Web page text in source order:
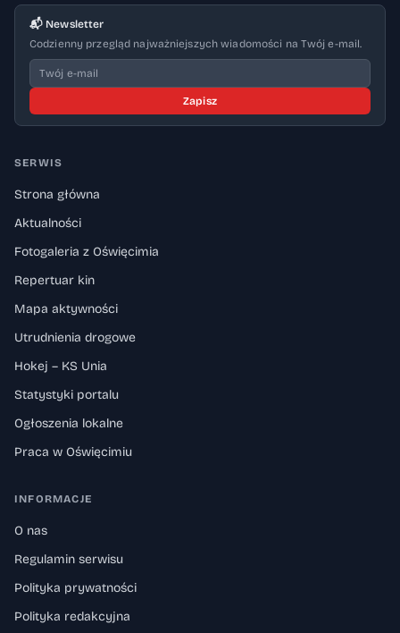
📬 Newsletter
Codzienny przegląd najważniejszych wiadomości na Twój e-mail.
Zapisz
SERWIS
Strona główna
Aktualności
Fotogaleria z Oświęcimia
Repertuar kin
Mapa aktywności
Utrudnienia drogowe
Hokej – KS Unia
Statystyki portalu
Ogłoszenia lokalne
Praca w Oświęcimiu
INFORMACJE
O nas
Regulamin serwisu
Polityka prywatności
Polityka redakcyjna